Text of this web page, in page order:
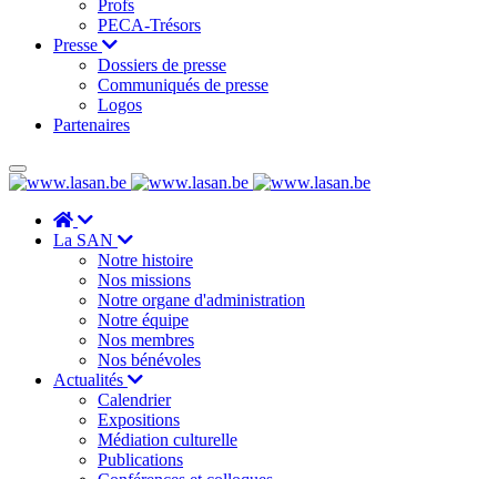
Profs
PECA-Trésors
Presse
Dossiers de presse
Communiqués de presse
Logos
Partenaires
La SAN
Notre histoire
Nos missions
Notre organe d'administration
Notre équipe
Nos membres
Nos bénévoles
Actualités
Calendrier
Expositions
Médiation culturelle
Publications